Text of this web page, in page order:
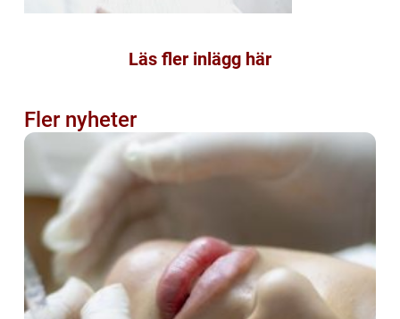
Läs fler inlägg här
Fler nyheter